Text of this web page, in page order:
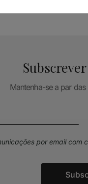
Mantenha-se a par
por email com